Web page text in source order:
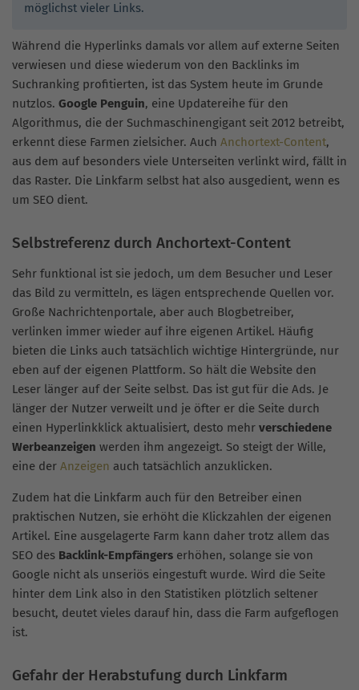
möglichst vieler Links.
Während die Hyperlinks damals vor allem auf externe Seiten
verwiesen und diese wiederum von den Backlinks im
Suchranking profitierten, ist das System heute im Grunde
nutzlos. Google Penguin, eine Updatereihe für den
Algorithmus, die der Suchmaschinengigant seit 2012 betreibt,
erkennt diese Farmen zielsicher. Auch Anchortext-Content,
aus dem auf besonders viele Unterseiten verlinkt wird, fällt in
das Raster. Die Linkfarm selbst hat also ausgedient, wenn es
um SEO dient.
Selbstreferenz durch Anchortext-Content
Sehr funktional ist sie jedoch, um dem Besucher und Leser
das Bild zu vermitteln, es lägen entsprechende Quellen vor.
Große Nachrichtenportale, aber auch Blogbetreiber,
verlinken immer wieder auf ihre eigenen Artikel. Häufig
bieten die Links auch tatsächlich wichtige Hintergründe, nur
eben auf der eigenen Plattform. So hält die Website den
Leser länger auf der Seite selbst. Das ist gut für die Ads. Je
länger der Nutzer verweilt und je öfter er die Seite durch
einen Hyperlinkklick aktualisiert, desto mehr verschiedene
Werbeanzeigen werden ihm angezeigt. So steigt der Wille,
eine der Anzeigen auch tatsächlich anzuklicken.
Zudem hat die Linkfarm auch für den Betreiber einen
praktischen Nutzen, sie erhöht die Klickzahlen der eigenen
Artikel. Eine ausgelagerte Farm kann daher trotz allem das
SEO des Backlink-Empfängers erhöhen, solange sie von
Google nicht als unseriös eingestuft wurde. Wird die Seite
hinter dem Link also in den Statistiken plötzlich seltener
besucht, deutet vieles darauf hin, dass die Farm aufgeflogen
ist.
Gefahr der Herabstufung durch Linkfarm